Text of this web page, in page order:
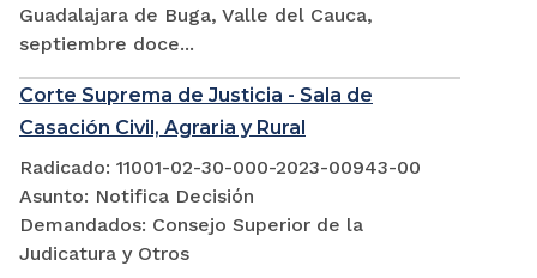
Guadalajara de Buga, Valle del Cauca,
septiembre doce...
Corte Suprema de Justicia - Sala de
Casación Civil, Agraria y Rural
Radicado: 11001-02-30-000-2023-00943-00
Asunto: Notifica Decisión
Demandados: Consejo Superior de la
Judicatura y Otros